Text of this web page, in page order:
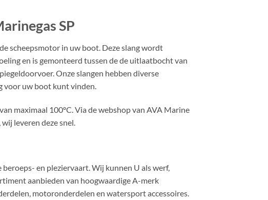
SP
scheepsmotor in uw boot. Deze slang wordt
en is gemonteerd tussen de de uitlaatbocht van
Onze slangen hebben diverse
voor uw boot kunt vinden.
maximaal 100ºC. Via de webshop van AVA Marine
leveren deze snel.
en pleziervaart. Wij kunnen U als werf,
aanbieden van hoogwaardige A-merk
motoronderdelen en watersport accessoires.